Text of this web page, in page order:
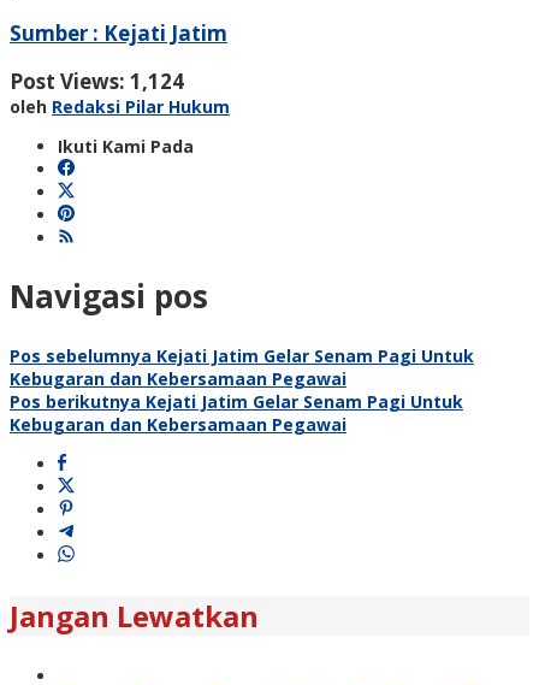
Sumber : Kejati Jatim
Post Views: 1,124
oleh Redaksi Pilar Hukum
Ikuti Kami Pada
Navigasi pos
Pos sebelumnya Kejati Jatim Gelar Senam Pagi Untuk
Kebugaran dan Kebersamaan Pegawai
Pos berikutnya Kejati Jatim Gelar Senam Pagi Untuk
Kebugaran dan Kebersamaan Pegawai
Jangan Lewatkan